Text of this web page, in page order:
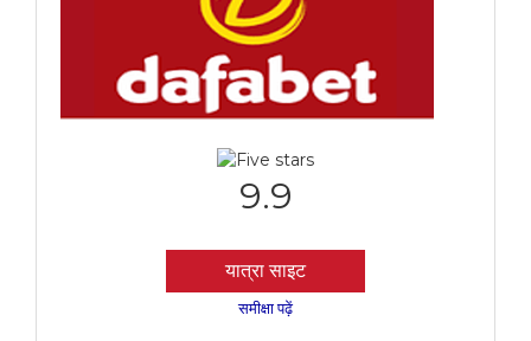
9.9
यात्रा साइट
समीक्षा पढ़ें